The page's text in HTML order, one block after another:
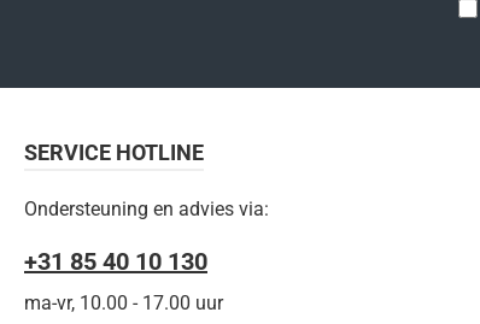
SERVICE HOTLINE
Ondersteuning en advies via:
+31 85 40 10 130
ma-vr, 10.00 - 17.00 uur